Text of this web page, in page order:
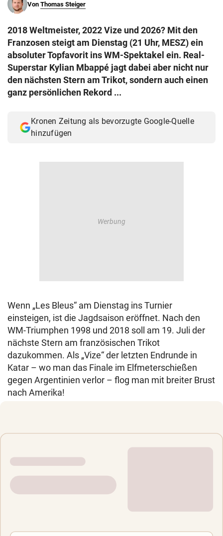
Von Thomas Steiger
2018 Weltmeister, 2022 Vize und 2026? Mit den
Franzosen steigt am Dienstag (21 Uhr, MESZ) ein
absoluter Topfavorit ins WM-Spektakel ein. Real-
Superstar Kylian Mbappé jagt dabei aber nicht nur
den nächsten Stern am Trikot, sondern auch einen
ganz persönlichen Rekord ...
Kronen Zeitung als bevorzugte Google-Quelle
hinzufügen
Wenn „Les Bleus“ am Dienstag ins Turnier
einsteigen, ist die Jagdsaison eröffnet. Nach den
WM-Triumphen 1998 und 2018 soll am 19. Juli der
nächste Stern am französischen Trikot
dazukommen. Als „Vize“ der letzten Endrunde in
Katar – wo man das Finale im Elfmeterschießen
gegen Argentinien verlor – flog man mit breiter Brust
nach Amerika!